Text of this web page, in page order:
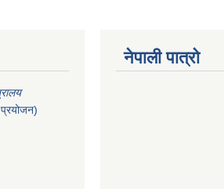
प्रयोजन)
नेपाली पात्रो